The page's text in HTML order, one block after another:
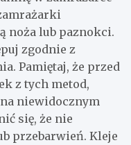
noża lub paznokci.
zgodnie z
Pamiętaj, że przed
z tych metod,
niewidocznym
się, że nie
przebarwień. Kleje